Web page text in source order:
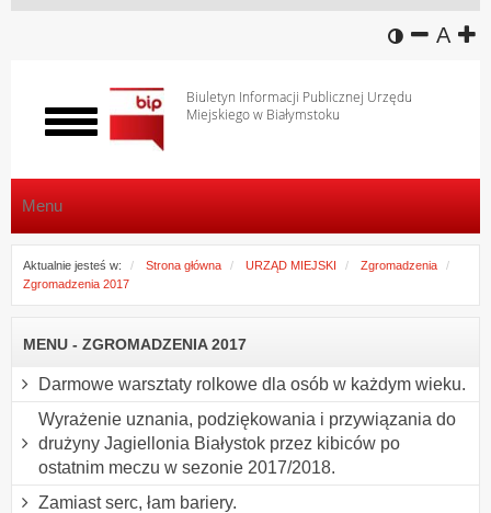
wersja
A
Biuletyn Informacji Publicznej Urzędu
Miejskiego w Białymstoku
Włącz
menu
Menu
Aktualnie jesteś w: Strona główna URZĄD MIEJSKI
Zgromadzenia
Zgromadzenia 2017
MENU - ZGROMADZENIA 2017
Darmowe warsztaty rolkowe dla osób w każdym wieku.
Wyrażenie uznania, podziękowania i przywiązania do
drużyny Jagiellonia Białystok przez kibiców po
ostatnim meczu w sezonie 2017/2018.
Zamiast serc, łam bariery.